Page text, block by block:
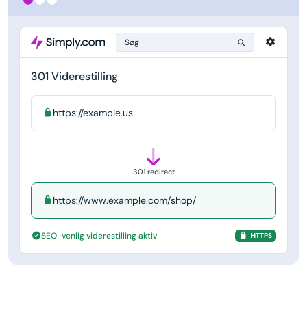
Søg
301 Viderestilling
https://example.us
301 redirect
https://www.example.com/shop/
SEO-venlig viderestilling aktiv HTTPS